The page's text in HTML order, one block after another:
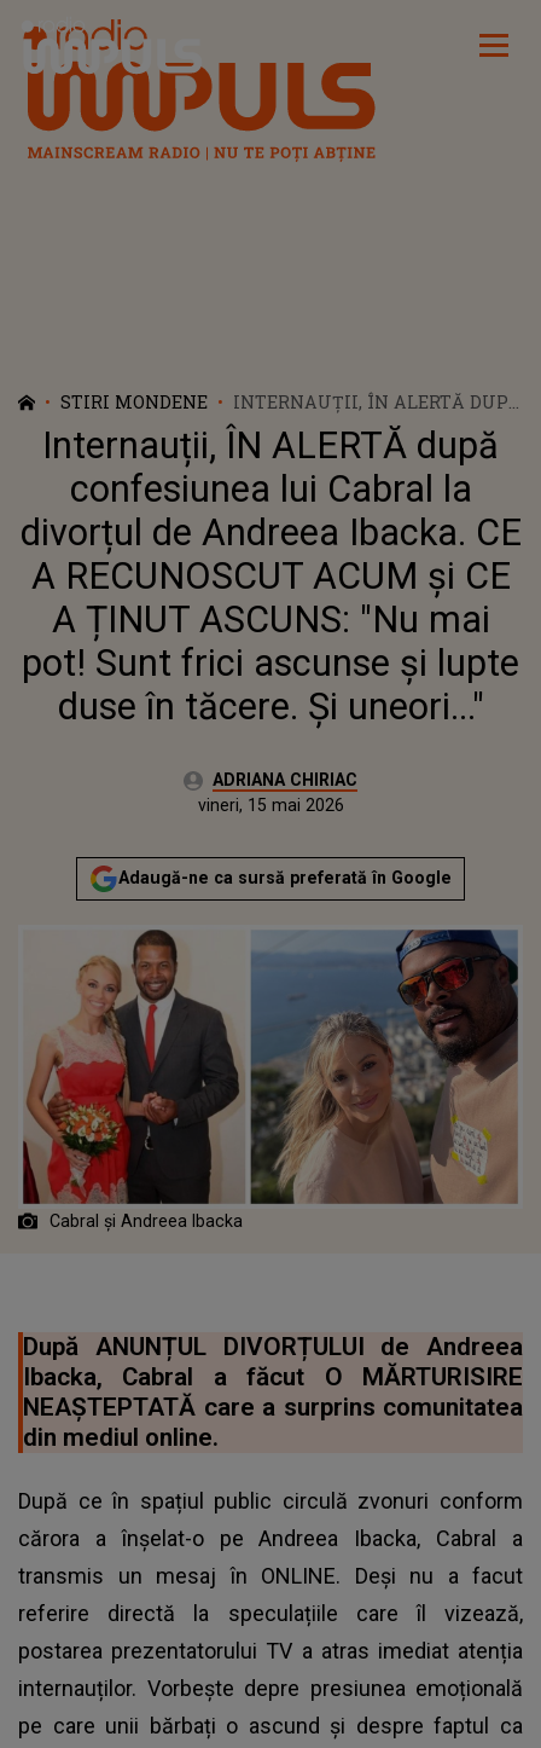
Radio Impuls
STIRI MONDENE
INTERNAUȚII, ÎN ALERTĂ DUPĂ
CONFESIUNEA LUI CABRAL LA
DIVORȚUL DE ANDREEA
IBACKA. CE A RECUNOSCUT
ACUM ȘI CE A ȚINUT ASCUNS:
"NU MAI POT! SUNT FRICI
TĂCERE. ȘI UNEORI..."
Internauții, ÎN ALERTĂ după
confesiunea lui Cabral la
divorțul de Andreea Ibacka. CE
A RECUNOSCUT ACUM și CE
A ȚINUT ASCUNS: "Nu mai
pot! Sunt frici ascunse și lupte
duse în tăcere. Și uneori..."
Autor:ADRIANA CHIRIAC
Actualizat:
vineri, 15 mai 2026
Adaugă-ne ca sursă preferată în Google
Cabral și Andreea Ibacka
După ANUNȚUL DIVORȚULUI de Andreea
Ibacka, Cabral a făcut O MĂRTURISIRE
NEAȘTEPTATĂ care a surprins comunitatea
din mediul online.
După ce în spațiul public circulă zvonuri conform
cărora a înșelat-o pe Andreea Ibacka, Cabral a
transmis un mesaj în ONLINE. Deși nu a facut
referire directă la speculațiile care îl vizează,
postarea prezentatorului TV a atras imediat atenția
internauților. Vorbește depre presiunea emoțională
pe care unii bărbați o ascund și despre faptul ca